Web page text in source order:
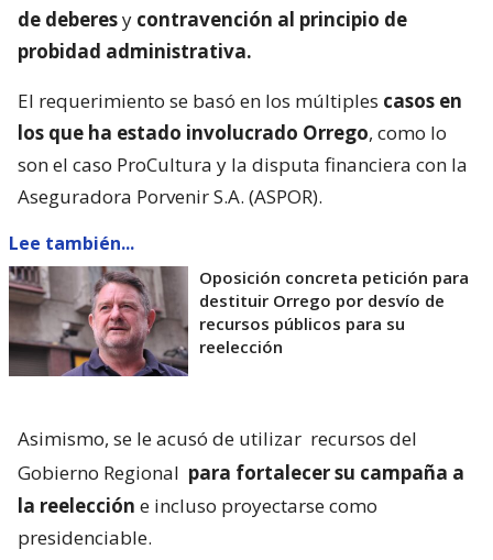
de deberesy contravención al principio de
probidad administrativa.
El requerimiento se basó en los múltiples casos en
los que ha estado involucrado Orrego, como lo
son el caso ProCultura y la disputa financiera con la
Aseguradora Porvenir S.A. (ASPOR).
Lee también...
Oposición concreta petición para
destituir Orrego por desvío de
recursos públicos para su
reelección
Asimismo, se le acusó de utilizar recursos del
Gobierno Regional para fortalecer su campaña a
la reelección e incluso proyectarse como
presidenciable.